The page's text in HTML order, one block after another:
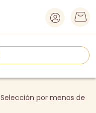
Selección por menos de